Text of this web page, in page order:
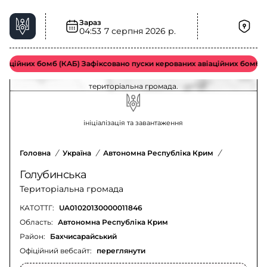
Зараз
04:53 7 серпня 2026 р.
бомб (КАБ) Зафіксовано пуски керованих авіаційних бомб
Хімічна загроза у Голубинська територіальна
громада – актуальна ситуація
Оновлення щодо хімічної загрози у Голубинська
територіальна громада.
ініціалізація та завантаження
Головна / Україна / Автономна Республіка Крим /
Голубинська
Територіальна громада
КАТОТТГ: UA01020130000011846
Офіційний вебсайт: переглянути
Область: Автономна Республіка Крим
Район:
Бахчисарайський